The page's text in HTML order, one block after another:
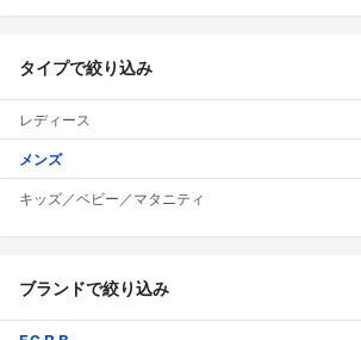
タイプで絞り込み
レディース
メンズ
キッズ／ベビー／マタニティ
ブランドで絞り込み